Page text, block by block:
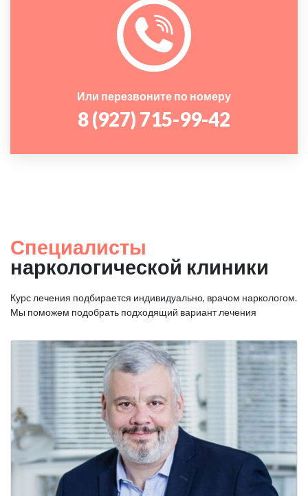
Или перезвоните по номеру
8 (927) 715-99-42
Специалисты
наркологической клиники
Курс лечения подбирается индивидуально, врачом наркологом.
Мы поможем подобрать подходящий вариант лечения